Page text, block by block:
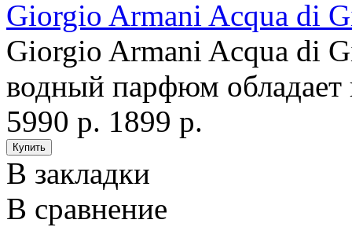
Giorgio Armani Acqua di
Giorgio Armani Acqua di
водный парфюм
5990 р. 1899 р.
В закладки
В сравнение